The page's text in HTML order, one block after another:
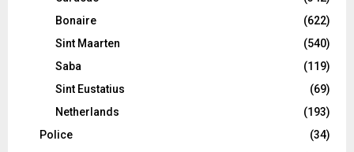
Bonaire
(622)
Sint Maarten
(540)
Saba
(119)
Sint Eustatius
(69)
Netherlands
(193)
Police
(34)